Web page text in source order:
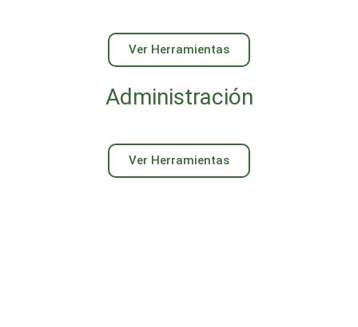
Ver Herramientas
Administración
Ver Herramientas